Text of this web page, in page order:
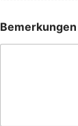
Bemerkungen